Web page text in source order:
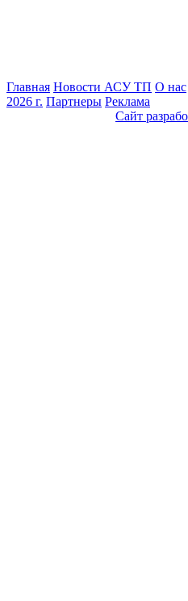
Главная Новости АСУ ТП О нас
2026 г. Партнеры Реклама
Сайт